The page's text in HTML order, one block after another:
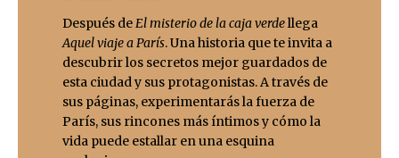
Después deEl misterio de la caja verdellega
Aquel viaje a París. Una historia que te invita a
descubrir los secretos mejor guardados de
esta ciudad y sus protagonistas. A través de
sus páginas, experimentarás la fuerza de
París, sus rincones más íntimos y cómo la
vida puede estallar en una esquina